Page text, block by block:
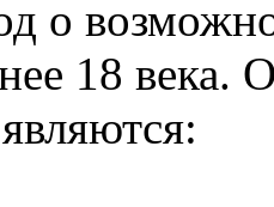
о
18 века.